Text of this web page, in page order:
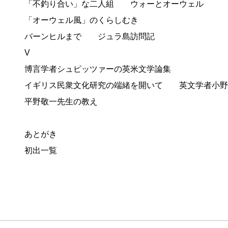
「不釣り合い」な二人組 ウォーとオーウェル
「オーウェル風」のくらしむき
バーンヒルまで ジュラ島訪問記
V
博言学者シュピッツァーの英米文学論集
イギリス民衆文化研究の端緒を開いて 英文学者小野
平野敬一先生の教え
あとがき
初出一覧